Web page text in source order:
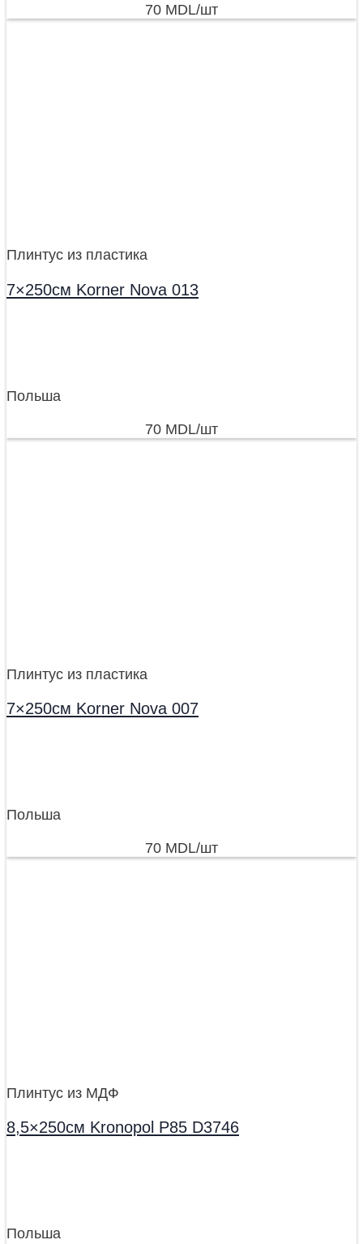
70 MDL/шт
Плинтус из пластика
7×250см Korner Nova 013
Польша
70 MDL/шт
Плинтус из пластика
7×250см Korner Nova 007
Польша
70 MDL/шт
Плинтус из МДФ
8,5×250см Kronopol P85 D3746
Польша